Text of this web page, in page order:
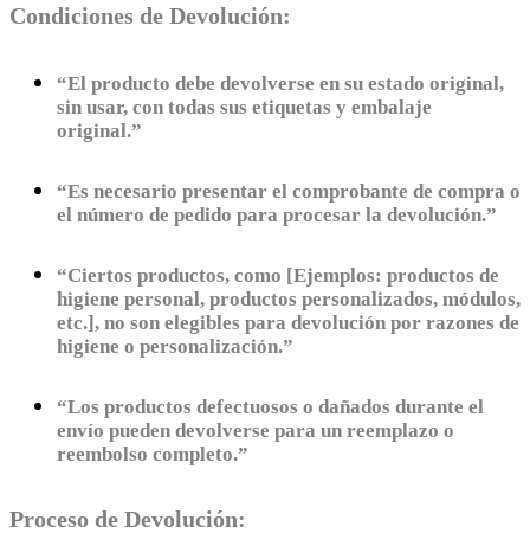
Condiciones de Devolución:
“El producto debe devolverse en su estado original,
sin usar, con todas sus etiquetas y embalaje
original.”
“Es necesario presentar el comprobante de compra o
el número de pedido para procesar la devolución.”
“Ciertos productos, como [Ejemplos: productos de
higiene personal, productos personalizados, módulos,
etc.], no son elegibles para devolución por razones de
higiene o personalización.”
“Los productos defectuosos o dañados durante el
envío pueden devolverse para un reemplazo o
reembolso completo.”
Proceso de Devolución: